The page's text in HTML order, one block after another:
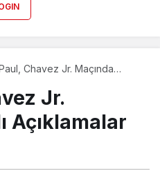
Chavez Jr. Maçında
Jr.
Açıklamalar